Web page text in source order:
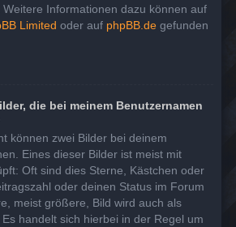
Informationen dazu können auf
Limited oder auf phpBB.de gefunden
die bei meinem Benutzernamen
können zwei Bilder bei deinem
Eines dieser Bilder ist meist mit
Oft sind dies Sterne, Kästchen oder
oder deinen Status im Forum
meist größere, Bild wird auch als
Es handelt sich hierbei in der Regel um